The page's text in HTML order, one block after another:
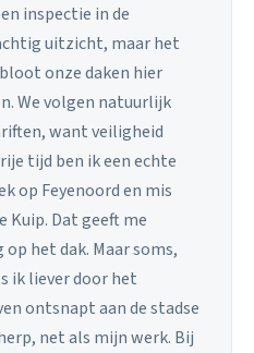
inspectie in de
uitzicht, maar het
onze daken hier
We volgen natuurlijk
want veiligheid
tijd ben ik een echte
op Feyenoord en mis
Kuip. Dat geeft me
het dak. Maar soms,
ik liever door het
ontsnapt aan de stadse
net als mijn werk. Bij